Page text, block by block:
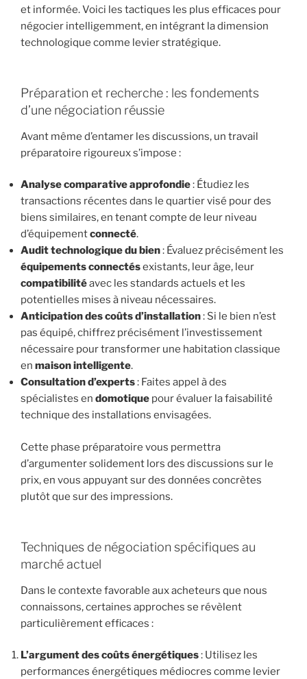
et informée. Voici les tactiques les plus efficaces pour
négocier intelligemment, en intégrant la dimension
technologique comme levier stratégique.
Préparation et recherche : les fondements
d’une négociation réussie
Avant même d’entamer les discussions, un travail
préparatoire rigoureux s’impose :
Analyse comparative approfondie: Étudiez les
transactions récentes dans le quartier visé pour des
biens similaires, en tenant compte de leur niveau
d’équipementconnecté.
Audit technologique du bien: Évaluez précisément les
équipements connectésexistants, leur âge, leur
compatibilitéavec les standards actuels et les
potentielles mises à niveau nécessaires.
Anticipation des coûts d’installation: Si le bien n’est
pas équipé, chiffrez précisément l’investissement
nécessaire pour transformer une habitation classique
en maison intelligente.
Consultation d’experts: Faites appel à des
spécialistes en domotique pour évaluer la faisabilité
technique des installations envisagées.
Cette phase préparatoire vous permettra
d’argumenter solidement lors des discussions sur le
prix, en vous appuyant sur des données concrètes
plutôt que sur des impressions.
Techniques de négociation spécifiques au
marché actuel
Dans le contexte favorable aux acheteurs que nous
connaissons, certaines approches se révèlent
particulièrement efficaces :
L’argument des coûts énergétiques: Utilisez les
performances énergétiques médiocres comme levier